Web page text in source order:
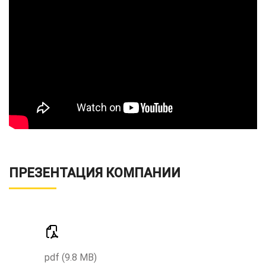
ПРЕЗЕНТАЦИЯ КОМПАНИИ
pdf (9.8 MB)